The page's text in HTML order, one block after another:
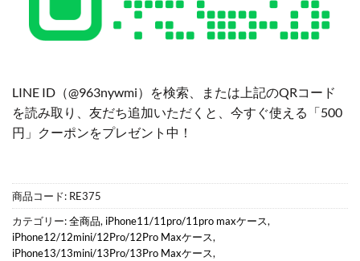
LINE ID（@963nywmi）を検索、または上記のQRコード
を読み取り、友だち追加いただくと、今すぐ使える「500
円」クーポンをプレゼント中！
商品コード: RE375
カテゴリー:全商品, iPhone11/11pro/11pro maxケース,
iPhone12/12mini/12Pro/12Pro Maxケース,
iPhone13/13mini/13Pro/13Pro Maxケース,